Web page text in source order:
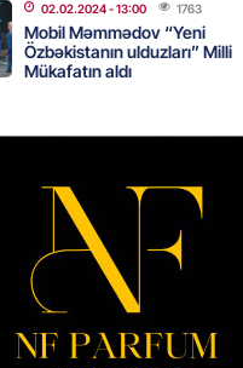
08.08.08: Gürcüstan və
nə dəyişdi?
- 10:22
— VİDEO
- 09:20
xanımına da qiyabi
02.02.2024- 13:00 1763
Mobil Məmmədov “Yeni
Özbəkistanın ulduzları” Milli
Mükafatın aldı